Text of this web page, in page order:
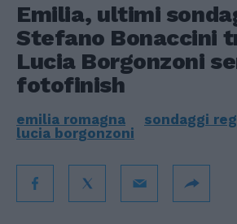
Emilia, ultimi
Stefano Bonaccini
Lucia Borgonzoni
fotofinish
emilia romagna
sondaggi
lucia borgonzoni